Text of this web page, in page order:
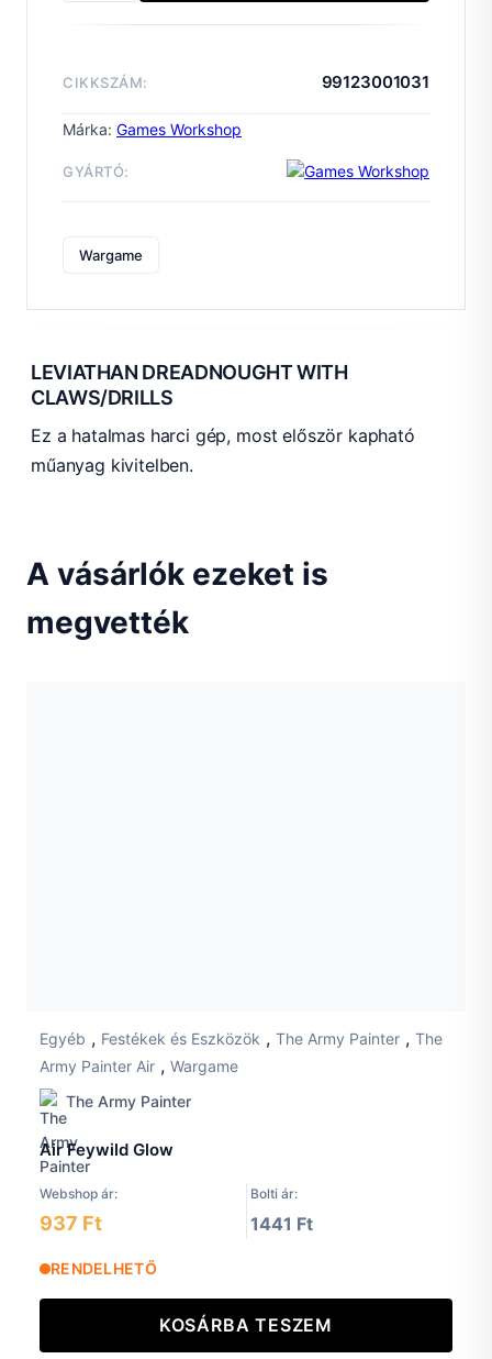
DREADNOUGHT
CLAWS/DRILLS
CIKKSZÁM: 99123001031
Márka: Games Workshop
GYÁRTÓ:
Wargame
LEVIATHAN DREADNOUGHT WITH
CLAWS/DRILLS
Ez a hatalmas harci gép, most először kapható
műanyag kivitelben.
A vásárlók ezeket is
megvették
Egyéb , Festékek és Eszközök , The Army Painter , The
Army Painter Air , Wargame
The Army Painter
Air Feywild Glow
Webshop ár: Bolti ár:
937 Ft 1441 Ft
RENDELHETŐ
KOSÁRBA TESZEM